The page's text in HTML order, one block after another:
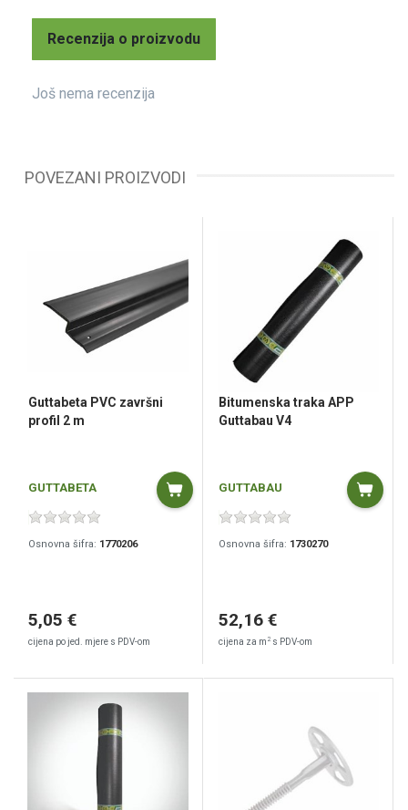
Recenzija o proizvodu
Još nema recenzija
POVEZANI PROIZVODI
Guttabeta PVC završni
profil 2 m
GUTTABETA
Osnovna šifra: 1770206
5,05 €
cijena po jed. mjere s PDV-om
Bitumenska traka APP
Guttabau V4
GUTTABAU
Osnovna šifra: 1730270
52,16 €
cijena za m 2 s PDV-om